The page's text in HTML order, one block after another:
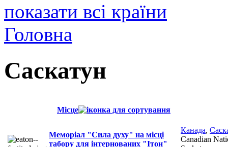
показати всі країни
Головна
Саскатун
Місце
Меморіал "Сила духу" на місці
табору для інтернованих "Ітон"
Канада,
Canadian